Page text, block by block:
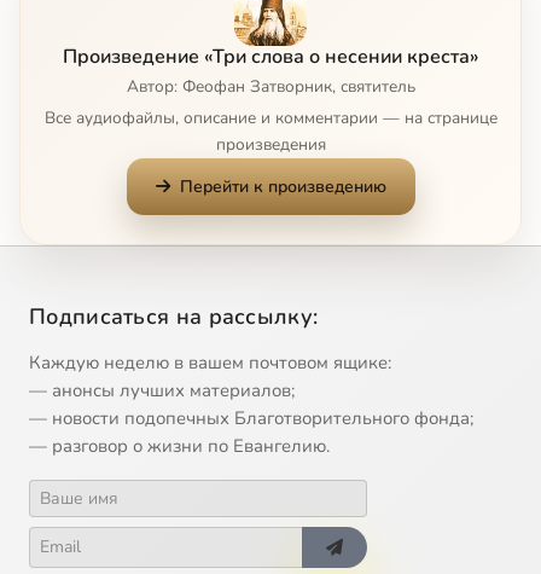
Произведение «Три слова о несении креста»
Автор: Феофан Затворник, святитель
Все аудиофайлы, описание и комментарии — на странице
произведения
Перейти к произведению
Подписаться на рассылку:
Каждую неделю в вашем почтовом ящике:
— анонсы лучших материалов;
— новости подопечных Благотворительного фонда;
— разговор о жизни по Евангелию.